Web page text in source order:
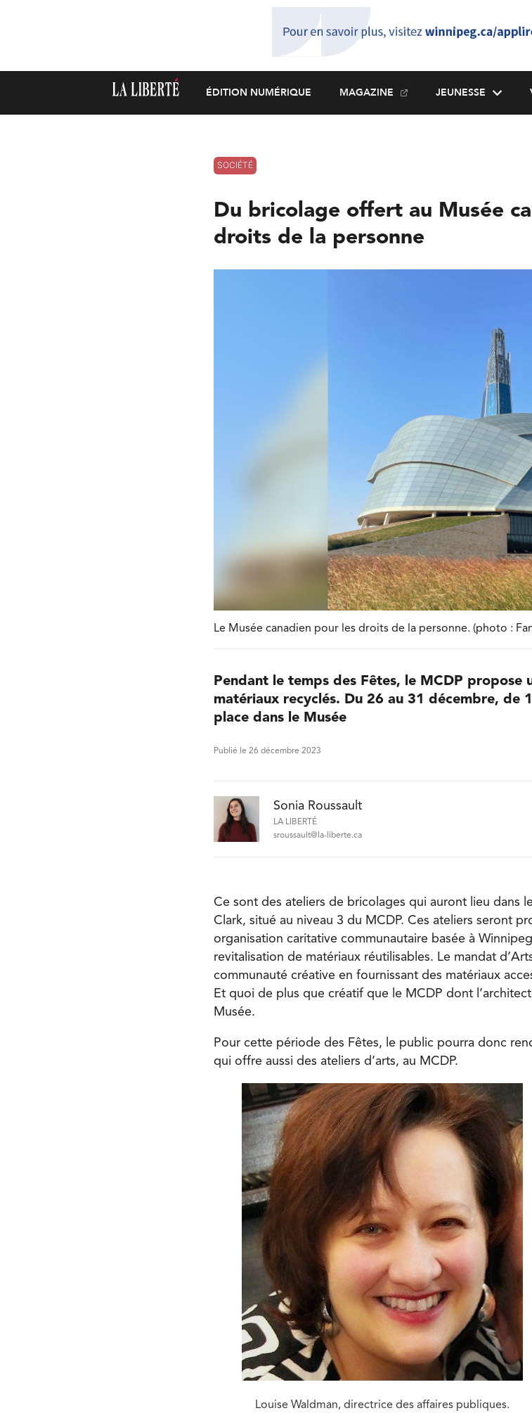
ÉDITION NUMÉRIQUE MAGAZINE JEUNESSE
SOCIÉTÉ
Du bricolage offert au Musée
droits de la personne
Le Musée canadien pour les droits de la personne. (photo :
Pendant le temps des Fêtes, le MCDP propose
matériaux recyclés. Du 26 au 31 décembre, de
place dans le Musée
Publié le 26 décembre 2023
Sonia Roussault
LA LIBERTÉ
sroussault@la-liberte.ca
Ce sont des ateliers de bricolages qui auront lieu dans
Clark, situé au niveau 3 du MCDP. Ces ateliers seront
organisation caritative communautaire basée à
revitalisation de matériaux réutilisables. Le mandat
communauté créative en fournissant des matériaux
Et quoi de plus que créatif que le MCDP dont
Musée.
Pour cette période des Fêtes, le public pourra donc
qui offre aussi des ateliers d’arts, au MCDP.
Louise Waldman, directrice des affaires publiques.